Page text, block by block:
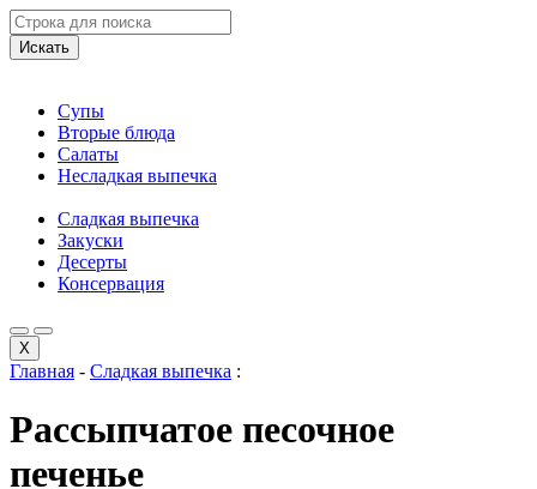
Искать
Супы
Вторые блюда
Салаты
Несладкая выпечка
Сладкая выпечка
Закуски
Десерты
Консервация
X
Главная - Сладкая выпечка :
Рассыпчатое песочное
печенье